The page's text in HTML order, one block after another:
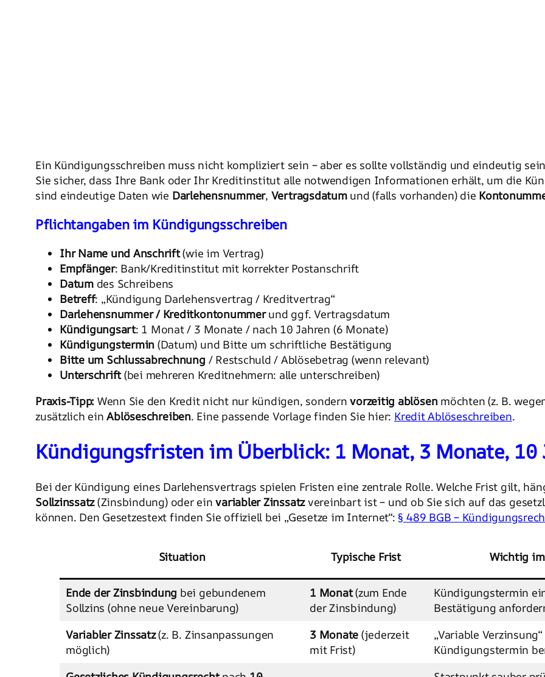
Ein Kündigungsschreiben muss nicht kompliziert sein – aber es sollte vollständig und eindeutig
Sie sicher, dass Ihre Bank oder Ihr Kreditinstitut alle notwendigen Informationen erhält, um die
sind eindeutige Daten wie Darlehensnummer, Vertragsdatumund (falls vorhanden) die
Pflichtangaben im Kündigungsschreiben
Ihr Name und Anschrift(wie im Vertrag)
Empfänger: Bank/Kreditinstitut mit korrekter Postanschrift
Datumdes Schreibens
Betreff: „Kündigung Darlehensvertrag / Kreditvertrag“
Darlehensnummer / Kreditkontonummerund ggf. Vertragsdatum
Kündigungsart: 1 Monat / 3 Monate / nach 10 Jahren (6 Monate)
Kündigungstermin (Datum) und Bitte um schriftliche Bestätigung
Bitte um Schlussabrechnung / Restschuld / Ablösebetrag (wenn relevant)
Unterschrift(bei mehreren Kreditnehmern: alle unterschreiben)
Praxis-Tipp: Wenn Sie den Kredit nicht nur kündigen, sondernvorzeitig ablösenmöchten (z. B.
zusätzlich einAblöseschreiben. Eine passende Vorlage finden Sie hier: Kredit Ablöseschreiben.
Kündigungsfristen im Überblick: 1 Monat, 3 Monate, 10
Bei der Kündigung eines Darlehensvertrags spielen Fristen eine zentrale Rolle. Welche Frist gilt,
Sollzinssatz(Zinsbindung) oder einvariabler Zinssatzvereinbart ist – und ob Sie sich auf das
können. Den Gesetzestext finden Sie offiziell bei „Gesetze im Internet“: § 489 BGB –
Situation Typische Frist Wichtig
Ende der Zinsbindung bei gebundenem
Sollzins (ohne neue Vereinbarung)
1 Monat(zum Ende
der Zinsbindung)
Kündigungstermin
Bestätigung
Variabler Zinssatz(z. B. Zinsanpassungen
möglich)
3 Monate (jederzeit
mit Frist)
„Variable
Kündigungstermin